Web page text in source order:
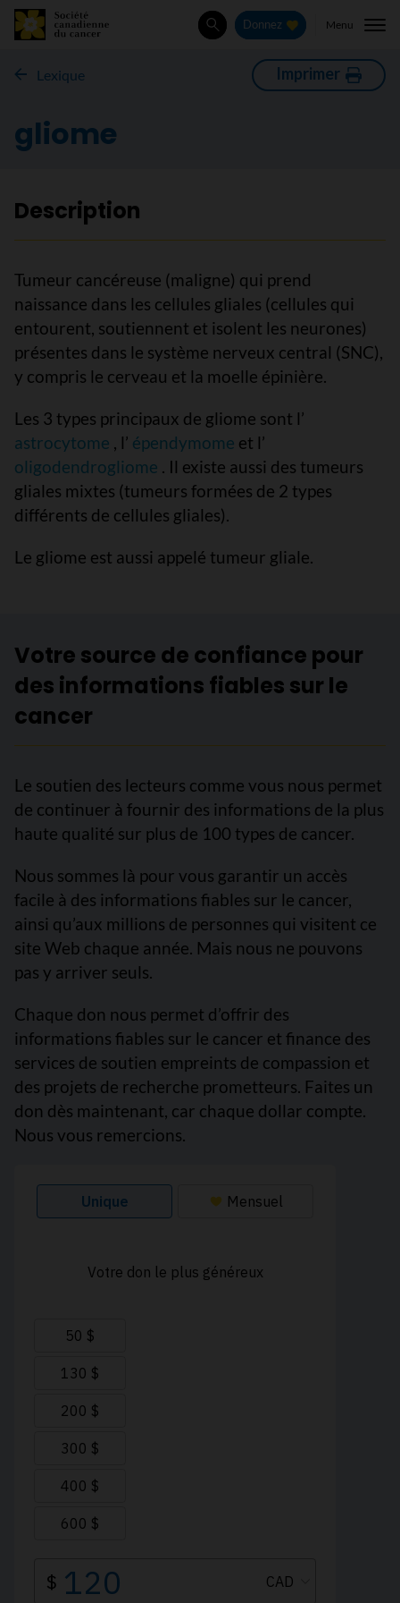
Rechercher
Donnez Menu
Lexique Imprimer
gliome
Description
Tumeur cancéreuse (maligne) qui prend
naissance dans les cellules gliales (cellules qui
entourent, soutiennent et isolent les neurones)
présentes dans le système nerveux central (SNC),
y compris le cerveau et la moelle épinière.
Les 3 types principaux de gliome sont l’
astrocytome , l’ épendymome et l’
oligodendrogliome . Il existe aussi des tumeurs
gliales mixtes (tumeurs formées de 2 types
différents de cellules gliales).
Le gliome est aussi appelé tumeur gliale.
Votre source de confiance pour
des informations fiables sur le
cancer
Le soutien des lecteurs comme vous nous permet
de continuer à fournir des informations de la plus
haute qualité sur plus de 100 types de cancer.
Nous sommes là pour vous garantir un accès
facile à des informations fiables sur le cancer,
ainsi qu’aux millions de personnes qui visitent ce
site Web chaque année. Mais nous ne pouvons
pas y arriver seuls.
Chaque don nous permet d’offrir des
informations fiables sur le cancer et finance des
services de soutien empreints de compassion et
des projets de recherche prometteurs. Faites un
don dès maintenant, car chaque dollar compte.
Nous vous remercions.